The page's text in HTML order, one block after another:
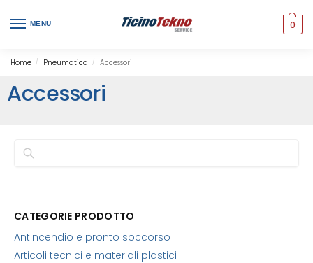
MENU 0
Home / Pneumatica / Accessori
Accessori
CATEGORIE PRODOTTO
Antincendio e pronto soccorso
Articoli tecnici e materiali plastici